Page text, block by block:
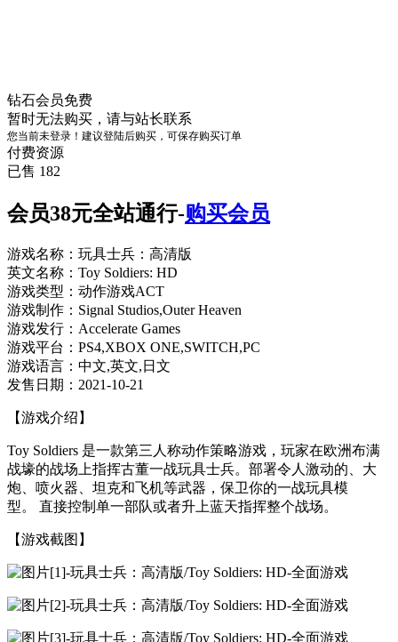
钻石会员免费
暂时无法购买，请与站长联系
您当前未登录！建议登陆后购买，可保存购买订单
付费资源
已售 182
会员38元全站通行-购买会员
游戏名称：玩具士兵：高清版
英文名称：Toy Soldiers: HD
游戏类型：动作游戏ACT
游戏制作：Signal Studios,Outer Heaven
游戏发行：Accelerate Games
游戏平台：PS4,XBOX ONE,SWITCH,PC
游戏语言：中文,英文,日文
发售日期：2021-10-21
【游戏介绍】
Toy Soldiers 是一款第三人称动作策略游戏，玩家在欧洲布满
战壕的战场上指挥古董一战玩具士兵。部署令人激动的、大
炮、喷火器、坦克和飞机等武器，保卫你的一战玩具模
型。 直接控制单一部队或者升上蓝天指挥整个战场。
【游戏截图】